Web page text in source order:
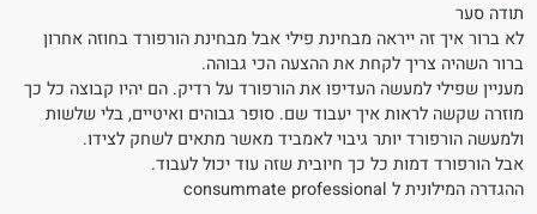
תודה סער
לא ברור איך זה ייראה מבחינת פילי אבל מבחינת הורפורד בחוזה אחרון
ברור השהיה צריך לקחת את ההצעה הכי גבוהה.
מעניין שפילי למעשה העדיפו את הורפורד על רדיק. הם יהיו קבוצה כל כך
מוזרה שקשה לראות איך יעבוד שם. סופר גבוהים ואיטיים, בלי שלשות
ולמעשה הורפורד יותר גיבוי לאמביד מאשר מתאים לשחק לצידו.
אבל הורפורד דמות כל כך חיובית שזה עוד יכול לעבוד.
ההגדרה המילונית ל consummate professional